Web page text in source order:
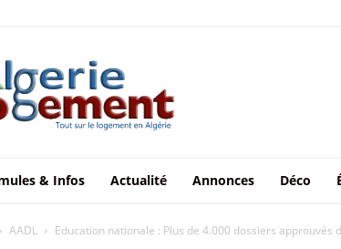
& Infos Actualité Annonces Déco
AADL Education nationale : Plus de 4.000 dossiers approuvés